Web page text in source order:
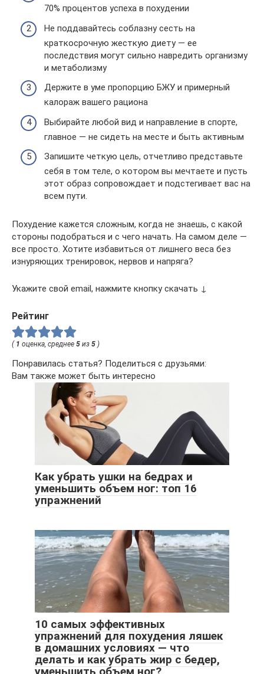
70% процентов успеха в похудении
Не поддавайтесь соблазну сесть на
краткосрочную жесткую диету — ее
последствия могут сильно навредить организму
и метаболизму
Держите в уме пропорцию БЖУ и примерный
калораж вашего рациона
Выбирайте любой вид и направление в спорте,
главное — не сидеть на месте и быть активным
Запишите четкую цель, отчетливо представьте
себя в том теле, о котором вы мечтаете и пусть
этот образ сопровождает и подстегивает вас на
всем пути.
Похудение кажется сложным, когда не знаешь, с какой
стороны подобраться и с чего начать. На самом деле —
все просто. Хотите избавиться от лишнего веса без
изнуряющих тренировок, нервов и напряга?
Укажите свой email, нажмите кнопку скачать ↓
Рейтинг
( 1 оценка, среднее 5 из 5 )
Понравилась статья? Поделиться с друзьями:
Вам также может быть интересно
Как убрать ушки на бедрах и
уменьшить объем ног: топ 16
упражнений
10 самых эффективных
упражнений для похудения ляшек
в домашних условиях — что
делать и как убрать жир с бедер,